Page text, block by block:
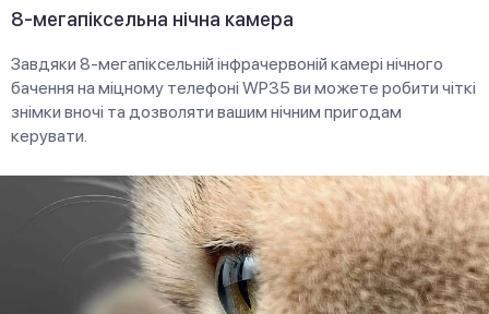
8-мегапіксельна нічна камера
Завдяки 8-мегапіксельній інфрачервоній камері нічного
бачення на міцному телефоні WP35 ви можете робити чіткі
знімки вночі та дозволяти вашим нічним пригодам
керувати.